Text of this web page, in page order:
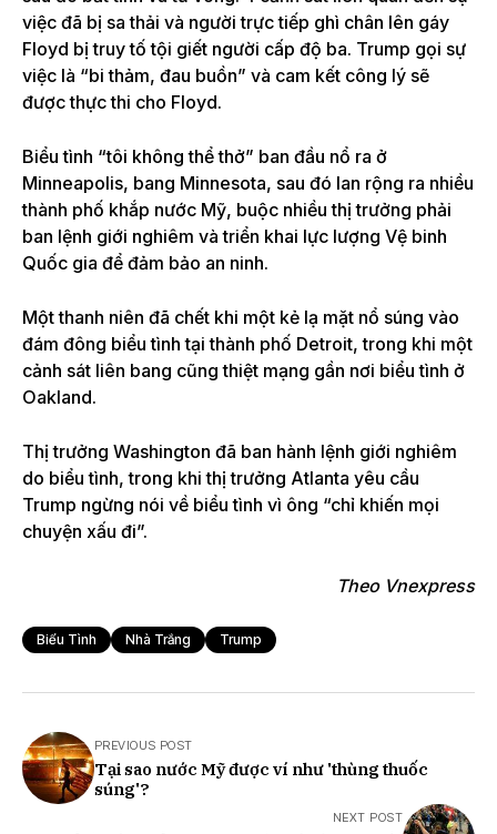
việc đã bị sa thải và người trực tiếp ghì chân lên gáy
Floyd bị truy tố tội giết người cấp độ ba. Trump gọi sự
việc là “bi thảm, đau buồn” và cam kết công lý sẽ
được thực thi cho Floyd.
Biểu tình “tôi không thể thở” ban đầu nổ ra ở
Minneapolis, bang Minnesota, sau đó lan rộng ra nhiều
thành phố khắp nước Mỹ, buộc nhiều thị trưởng phải
ban lệnh giới nghiêm và triển khai lực lượng Vệ binh
Quốc gia để đảm bảo an ninh.
Một thanh niên đã chết khi một kẻ lạ mặt nổ súng vào
đám đông biểu tình tại thành phố Detroit, trong khi một
cảnh sát liên bang cũng thiệt mạng gần nơi biểu tình ở
Oakland.
Thị trưởng Washington đã ban hành lệnh giới nghiêm
do biểu tình, trong khi thị trưởng Atlanta yêu cầu
Trump ngừng nói về biểu tình vì ông “chỉ khiến mọi
chuyện xấu đi”.
Theo Vnexpress
Biểu Tình Nhà Trắng Trump
PREVIOUS POST
Tại sao nước Mỹ được ví như 'thùng thuốc
súng'?
NEXT POST